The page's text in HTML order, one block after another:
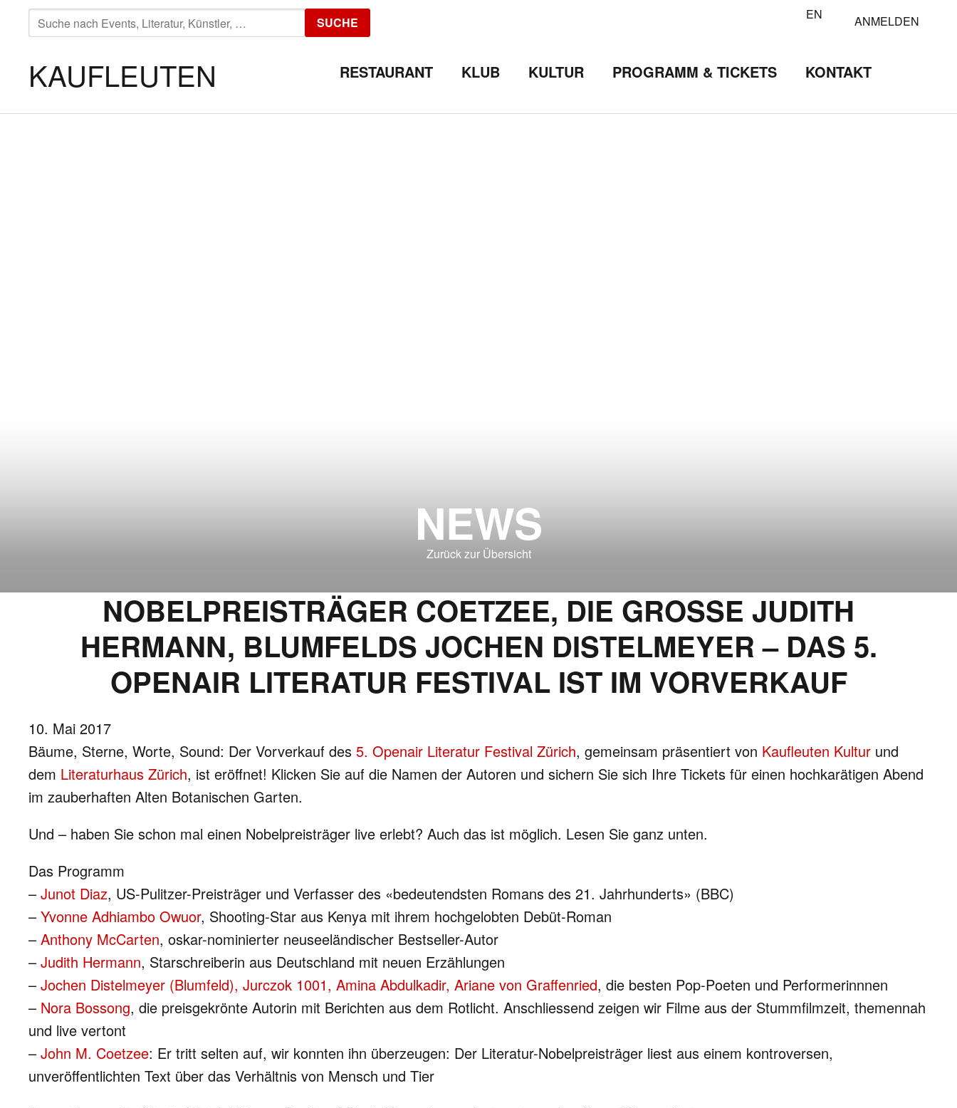
SUCHE
NACH:
SUCHE EN ANMELDEN
KAUFLEUTEN RESTAURANT KLUB KULTUR PROGRAMM & TICKETS KONTAKT
NEWS
Zurück zur Übersicht
NOBELPREISTRÄGER COETZEE, DIE GROSSE JUDITH
HERMANN, BLUMFELDS JOCHEN DISTELMEYER – DAS 5.
OPENAIR LITERATUR FESTIVAL IST IM VORVERKAUF
10. Mai 2017
Bäume, Sterne, Worte, Sound: Der Vorverkauf des 5. Openair Literatur Festival Zürich, gemeinsam präsentiert von Kaufleuten Kultur und
dem Literaturhaus Zürich, ist eröffnet! Klicken Sie auf die Namen der Autoren und sichern Sie sich Ihre Tickets für einen hochkarätigen Abend
im zauberhaften Alten Botanischen Garten.
Und – haben Sie schon mal einen Nobelpreisträger live erlebt? Auch das ist möglich. Lesen Sie ganz unten.
Das Programm
– Junot Diaz, US-Pulitzer-Preisträger und Verfasser des «bedeutendsten Romans des 21. Jahrhunderts» (BBC)
– Yvonne Adhiambo Owuor, Shooting-Star aus Kenya mit ihrem hochgelobten Debüt-Roman
– Anthony McCarten, oskar-nominierter neuseeländischer Bestseller-Autor
– Judith Hermann, Starschreiberin aus Deutschland mit neuen Erzählungen
– Jochen Distelmeyer (Blumfeld), Jurczok 1001, Amina Abdulkadir, Ariane von Graffenried, die besten Pop-Poeten und Performerinnnen
– Nora Bossong, die preisgekrönte Autorin mit Berichten aus dem Rotlicht. Anschliessend zeigen wir Filme aus der Stummfilmzeit, themennah
und live vertont
– John M. Coetzee: Er tritt selten auf, wir konnten ihn überzeugen: Der Literatur-Nobelpreisträger liest aus einem kontroversen,
unveröffentlichten Text über das Verhältnis von Mensch und Tier